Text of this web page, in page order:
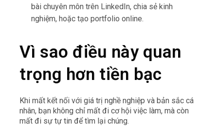
bài chuyên môn trên LinkedIn, chia sẻ kinh
nghiệm, hoặc tạo portfolio online.
Vì sao điều này quan
trọng hơn tiền bạc
Khi mất kết nối với giá trị nghề nghiệp và bản sắc cá
nhân, bạn không chỉ mất đi cơ hội việc làm, mà còn
mất đi sự tự tin để tìm lại chúng.